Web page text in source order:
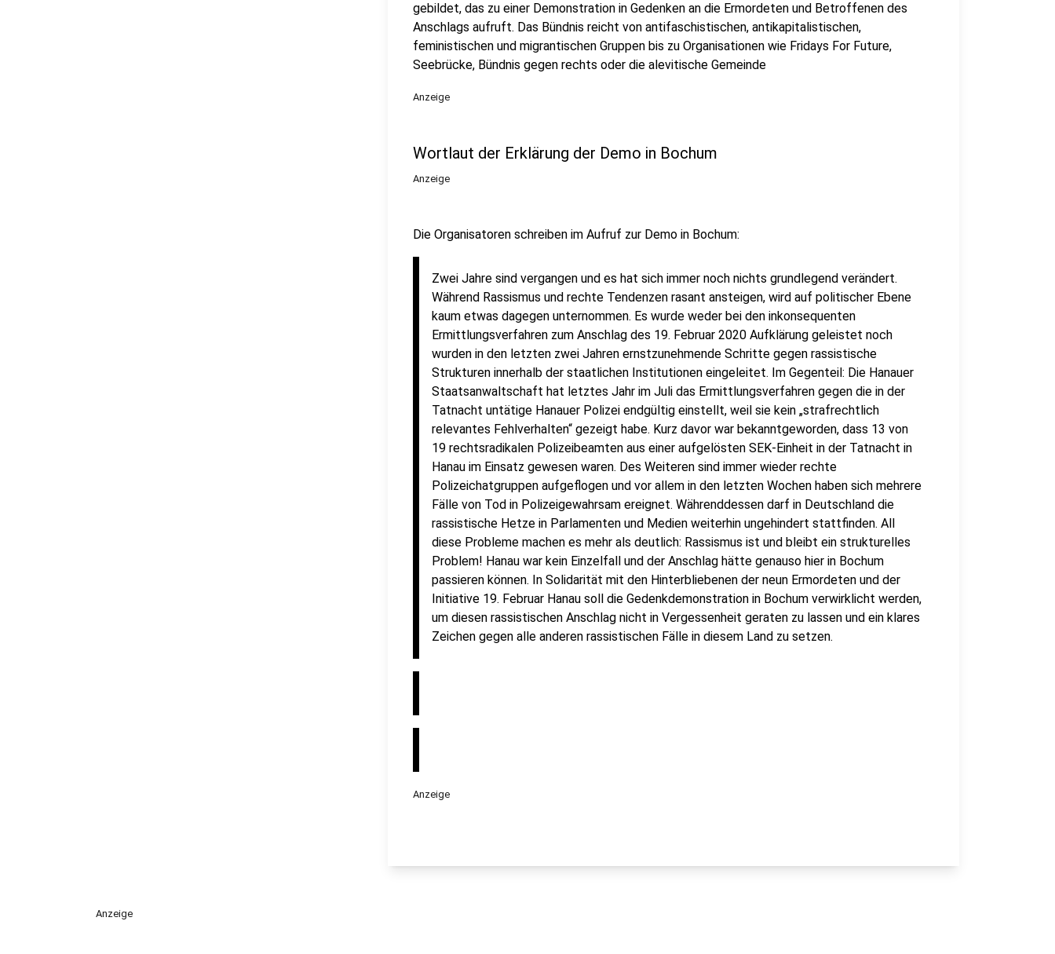
gebildet, das zu einer Demonstration in Gedenken an die Ermordeten und Betroffenen des
Anschlags aufruft. Das Bündnis reicht von antifaschistischen, antikapitalistischen,
feministischen und migrantischen Gruppen bis zu Organisationen wie Fridays For Future,
Seebrücke, Bündnis gegen rechts oder die alevitische Gemeinde
Anzeige
Wortlaut der Erklärung der Demo in Bochum
Anzeige
Die Organisatoren schreiben im Aufruf zur Demo in Bochum:
Zwei Jahre sind vergangen und es hat sich immer noch nichts grundlegend verändert.
Während Rassismus und rechte Tendenzen rasant ansteigen, wird auf politischer Ebene
kaum etwas dagegen unternommen. Es wurde weder bei den inkonsequenten
Ermittlungsverfahren zum Anschlag des 19. Februar 2020 Aufklärung geleistet noch
wurden in den letzten zwei Jahren ernstzunehmende Schritte gegen rassistische
Strukturen innerhalb der staatlichen Institutionen eingeleitet. Im Gegenteil: Die Hanauer
Staatsanwaltschaft hat letztes Jahr im Juli das Ermittlungsverfahren gegen die in der
Tatnacht untätige Hanauer Polizei endgültig einstellt, weil sie kein „strafrechtlich
relevantes Fehlverhalten“ gezeigt habe. Kurz davor war bekanntgeworden, dass 13 von
19 rechtsradikalen Polizeibeamten aus einer aufgelösten SEK-Einheit in der Tatnacht in
Hanau im Einsatz gewesen waren. Des Weiteren sind immer wieder rechte
Polizeichatgruppen aufgeflogen und vor allem in den letzten Wochen haben sich mehrere
Fälle von Tod in Polizeigewahrsam ereignet. Währenddessen darf in Deutschland die
rassistische Hetze in Parlamenten und Medien weiterhin ungehindert stattfinden. All
diese Probleme machen es mehr als deutlich: Rassismus ist und bleibt ein strukturelles
Problem! Hanau war kein Einzelfall und der Anschlag hätte genauso hier in Bochum
passieren können. In Solidarität mit den Hinterbliebenen der neun Ermordeten und der
Initiative 19. Februar Hanau soll die Gedenkdemonstration in Bochum verwirklicht werden,
um diesen rassistischen Anschlag nicht in Vergessenheit geraten zu lassen und ein klares
Zeichen gegen alle anderen rassistischen Fälle in diesem Land zu setzen.
Anzeige
Anzeige